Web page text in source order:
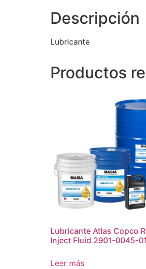
Descripción
Lubricante
Productos
Lubricante Atlas Copco
Inject Fluid 2901-0045-
Leer más